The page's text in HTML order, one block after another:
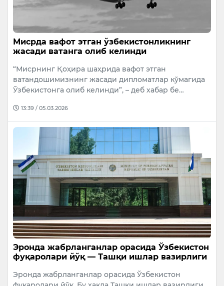
Мисрда вафот этган ўзбекистонликнинг
жасади ватанга олиб келинди
“Мисрнинг Қоҳира шаҳрида вафот этган
ватандошимизнинг жасади дипломатлар кўмагида
Ўзбекистонга олиб келинди”, – деб хабар бе…
13:39 / 05.03.2026
Эронда жабрланганлар орасида Ўзбекистон
фуқаролари йўқ — Ташқи ишлар вазирлиги
Эронда жабрланганлар орасида Ўзбекистон